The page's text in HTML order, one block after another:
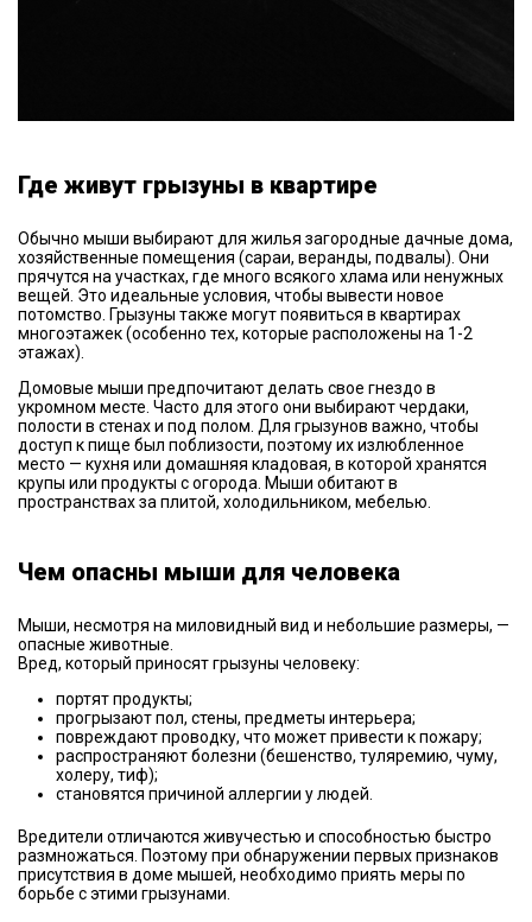
Где живут грызуны в квартире
Обычно мыши выбирают для жилья загородные дачные дома,
хозяйственные помещения (сараи, веранды, подвалы). Они
прячутся на участках, где много всякого хлама или ненужных
вещей. Это идеальные условия, чтобы вывести новое
потомство. Грызуны также могут появиться в квартирах
многоэтажек (особенно тех, которые расположены на 1-2
этажах).
Домовые мыши предпочитают делать свое гнездо в
укромном месте. Часто для этого они выбирают чердаки,
полости в стенах и под полом. Для грызунов важно, чтобы
доступ к пище был поблизости, поэтому их излюбленное
место — кухня или домашняя кладовая, в которой хранятся
крупы или продукты с огорода. Мыши обитают в
пространствах за плитой, холодильником, мебелью.
Чем опасны мыши для человека
Мыши, несмотря на миловидный вид и небольшие размеры, —
опасные животные.
Вред, который приносят грызуны человеку:
портят продукты;
прогрызают пол, стены, предметы интерьера;
повреждают проводку, что может привести к пожару;
распространяют болезни (бешенство, туляремию, чуму,
холеру, тиф);
становятся причиной аллергии у людей.
Вредители отличаются живучестью и способностью быстро
размножаться. Поэтому при обнаружении первых признаков
присутствия в доме мышей, необходимо приять меры по
борьбе с этими грызунами.